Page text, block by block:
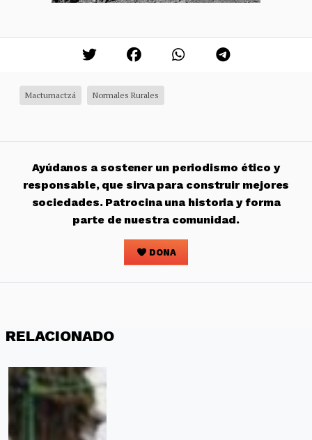
Mactumactzá Normales Rurales
Ayúdanos a sostener un periodismo ético y
responsable, que sirva para construir mejores
sociedades. Patrocina una historia y forma
parte de nuestra comunidad.
DONA
RELACIONADO